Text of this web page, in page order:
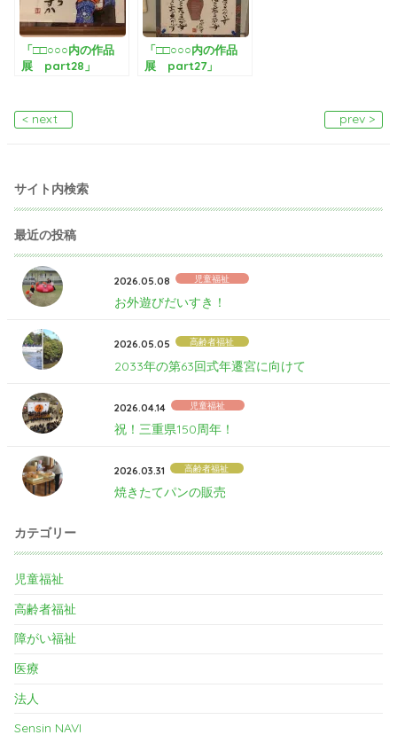
「□□○○○内の作品
展 part28」
「□□○○○内の作品
展 part27」
< next prev >
サイト内検索
最近の投稿
2026.05.08 児童福祉
お外遊びだいすき！
2026.05.05 高齢者福祉
2033年の第63回式年遷宮に向けて
2026.04.14 児童福祉
祝！三重県150周年！
2026.03.31 高齢者福祉
焼きたてパンの販売
カテゴリー
児童福祉
高齢者福祉
障がい福祉
医療
法人
Sensin NAVI